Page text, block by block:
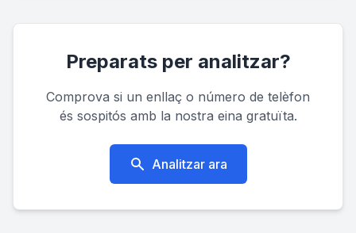
Preparats per analitzar?
Comprova si un enllaç o número de telèfon
és sospitós amb la nostra eina gratuïta.
Analitzar ara